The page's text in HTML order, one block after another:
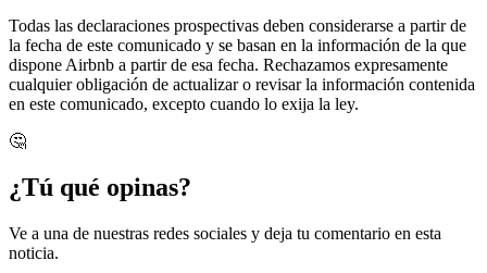
Todas las declaraciones prospectivas deben considerarse a partir de
la fecha de este comunicado y se basan en la información de la que
dispone Airbnb a partir de esa fecha. Rechazamos expresamente
cualquier obligación de actualizar o revisar la información contenida
en este comunicado, excepto cuando lo exija la ley.
🤔
¿Tú qué opinas?
Ve a una de nuestras redes sociales y deja tu comentario en esta
noticia.